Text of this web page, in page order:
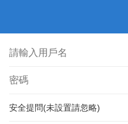
安全提問(未設置請忽略)